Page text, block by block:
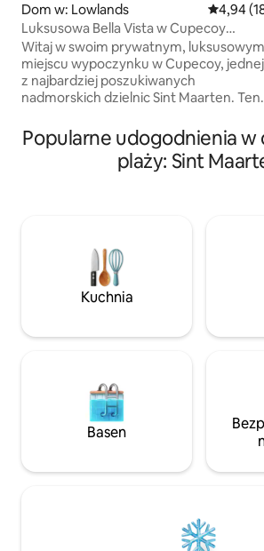
Dom w: Lowlands Średnia
4,94
Luksusowa Bella Vista w Cupecoy
z prywatnym basenem
Witaj w swoim prywatnym, luksusowym
miejscu wypoczynku w Cupecoy, jednej
z najbardziej poszukiwanych
nadmorskich dzielnic Sint Maarten. Ten
szeregowy na końcu osiedla zapewnia
większą prywatność, ma duży
basen, przestronne patio i jeden
słońca. W odległości spaceru znajdują się
plaże Cupecoy Beach i Mullet Bay Beach,
a restauracje i kluby nocne Maho są
oddalone o zaledwie kilka minut. Ciesz
powietrzu.
Popularne udogodnienia w
plaży: Sint
Kuchnia
Basen